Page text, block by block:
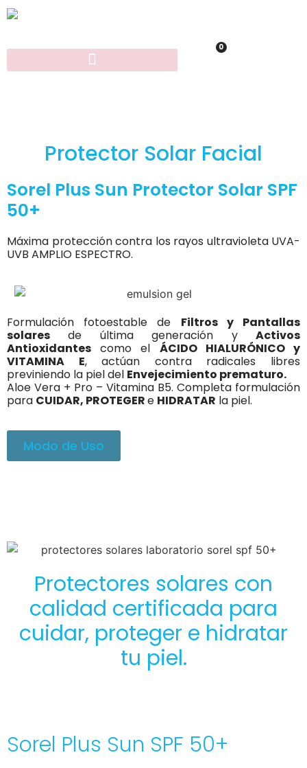
0
Protector Solar Facial
Sorel Plus Sun Protector Solar SPF
50+
Máxima protección contra los rayos ultravioleta UVA-
UVB AMPLIO ESPECTRO.
Formulación fotoestable de Filtros y Pantallas
solares de última generación y Activos
Antioxidantes como el ÁCIDO HIALURÓNICO y
VITAMINA E, actúan contra radicales libres
previniendo la piel del Envejecimiento prematuro.
Aloe Vera + Pro – Vitamina B5. Completa formulación
para CUIDAR, PROTEGERe HIDRATAR la piel.
Modo de Uso
Protectores solares con
calidad certificada para
cuidar, proteger e hidratar
tu piel.
Sorel Plus Sun SPF 50+